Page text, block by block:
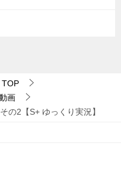
TOP
画
の2【S+ ゆっくり実況】